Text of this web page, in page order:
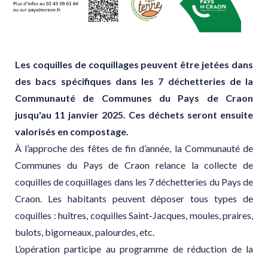
Les coquilles de coquillages peuvent être jetées dans
des bacs spécifiques dans les 7 déchetteries de la
Communauté de Communes du Pays de Craon
jusqu'au 11 janvier 2025. Ces déchets seront ensuite
valorisés en compostage.
À l’approche des fêtes de fin d’année, la Communauté de
Communes du Pays de Craon relance la collecte de
coquilles de coquillages dans les 7 déchetteries du Pays de
Craon. Les habitants peuvent déposer tous types de
coquilles : huîtres, coquilles Saint-Jacques, moules, praires,
bulots, bigorneaux, palourdes, etc.
L’opération participe au programme de réduction de la